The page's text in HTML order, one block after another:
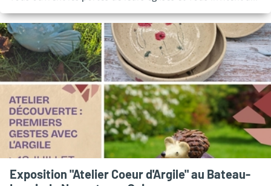
plusieurs prêteurs privés. Horaires : Tous les jours (sauf
lundi et mardi) de 14h30 à 18h30
Partez à la rencontre de ces passionnés d’histoire, d’art,
d’architecture ou encore de vitraux, qui partageront avec
vous leurs connaissances et leurs anecdotes pour vous
faire découvrir autrement les richesses de notre territoire.
Grâce aux actions « Un jour, Une église » et « Ouvrons nos
églises », profitez de visites quotidiennes gratuites et
ouvertes à tous, avec l’opportunité d’accéder à des lieux
habituellement fermés au public.
Exposition "Atelier Coeur d'Argile" au Bateau-